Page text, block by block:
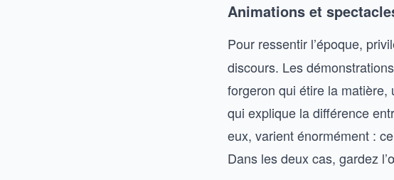
Animations et
Pour ressentir l’époque,
discours. Les
forgeron qui étire la matière,
qui explique la différence
eux, varient énormément :
Dans les deux cas, gardez